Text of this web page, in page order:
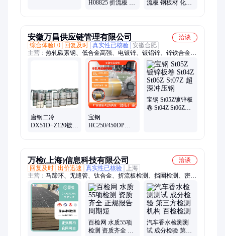
H08825 折流板 核
流板 钢板材 化工
安徽万昌供应链管理有限公司
洽谈
综合体验L0
回复及时 真实性已核验 安徽合肥
主营： 热轧碳素钢、低合金高强、电镀锌、镀铝锌、锌铁合金、
耐候钢、耐磨板、高强板、加磷钢、烘烤硬化钢
唐钢二冷
DX51D+Z120镀锌
宝钢
HC250/450DP冷
工
宝钢 St05Z镀锌板
卷 St04Z St06Z
万检(上海)信息科技有限公司
洽谈
回复及时 出价迅速 真实性已核验
上海
主营： 马蹄环、无缝管、钛合金、折流板检测、挡圈检测、密度
检测、并沟线夹、铸造合金、难熔金属、登杆脚扣、拉力检测、
金属晶格、铝镁合金、稳定性检测、氧化盐雾检测、记忆合金检
测、脆性材料检测、纳米粒子检测、金属材料检测、抗扭疲劳试
验、第三方金属材料、冷拔管性能检测
百检网 水质55项
检测 资质齐全 正
汽车香水检测测
试 成分检验 第三